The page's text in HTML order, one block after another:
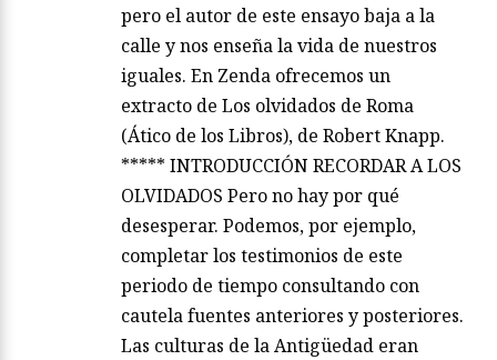
pero el autor de este ensayo baja a la
calle y nos enseña la vida de nuestros
iguales. En Zenda ofrecemos un
extracto de Los olvidados de Roma
(Ático de los Libros), de Robert Knapp.
***** INTRODUCCIÓN RECORDAR A LOS
OLVIDADOS Pero no hay por qué
desesperar. Podemos, por ejemplo,
completar los testimonios de este
periodo de tiempo consultando con
cautela fuentes anteriores y posteriores.
Las culturas de la Antigüedad eran